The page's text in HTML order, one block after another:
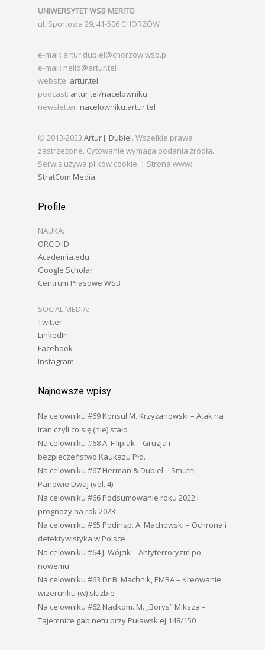
UNIWERSYTET WSB MERITO
ul. Sportowa 29, 41-506 CHORZÓW
e-mail: artur.dubiel@chorzow.wsb.pl
e-mail: hello@artur.tel
website: artur.tel
podcast: artur.tel/nacelowniku
newsletter: nacelowniku.artur.tel
© 2013-2023 Artur J. Dubiel. Wszelkie prawa
zastrzeżone. Cytowanie wymaga podania źródła.
Serwis używa plików cookie. | Strona www:
StratCom.Media.
Profile
NAUKA:
ORCID ID
Academia.edu
Google Scholar
Centrum Prasowe WSB
SOCIAL MEDIA:
Twitter
LinkedIn
Facebook
Instagram
Najnowsze wpisy
Na celowniku #69 Konsul M. Krzyżanowski – Atak na
Iran czyli co się (nie) stało
Na celowniku #68 A. Filipiak – Gruzja i
bezpieczeństwo Kaukazu Płd.
Na celowniku #67 Herman & Dubiel – Smutni
Panowie Dwaj (vol. 4)
Na celowniku #66 Podsumowanie roku 2022 i
prognozy na rok 2023
Na celowniku #65 Podinsp. A. Machowski – Ochrona i
detektywistyka w Polsce
Na celowniku #64 J. Wójcik – Antyterroryzm po
nowemu
Na celowniku #63 Dr B. Machnik, EMBA – Kreowanie
wizerunku (w) służbie
Na celowniku #62 Nadkom. M. „Borys” Miksza –
Tajemnice gabinetu przy Puławskiej 148/150